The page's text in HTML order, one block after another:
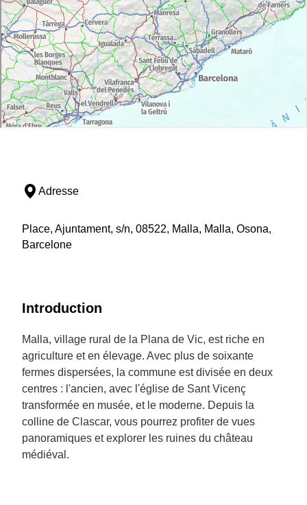
Adresse
Place, Ajuntament, s/n, 08522, Malla, Malla, Osona,
Barcelone
Introduction
Malla, village rural de la Plana de Vic, est riche en
agriculture et en élevage. Avec plus de soixante
fermes dispersées, la commune est divisée en deux
centres : l'ancien, avec l'église de Sant Vicenç
transformée en musée, et le moderne. Depuis la
colline de Clascar, vous pourrez profiter de vues
panoramiques et explorer les ruines du château
médiéval.